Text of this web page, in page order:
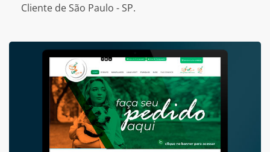
Cliente de São Paulo - SP.